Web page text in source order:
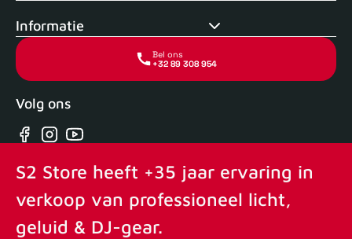
Informatie
Bel ons
+32 89 308 954
Volg ons
Facebook
Instagram
YouTube
S2 Store heeft +35 jaar ervaring in
verkoop van professioneel licht,
geluid & DJ-gear.